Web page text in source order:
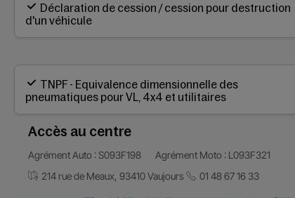
Déclaration de cession / cession pour destruction
d'un véhicule
TNPF - Equivalence dimensionnelle des
pneumatiques pour VL, 4x4 et utilitaires
Accès au centre
Agrément Auto : S093F198
Agrément Moto : L093F321
214 rue de Meaux, 93410 Vaujours
01 48 67 16 33